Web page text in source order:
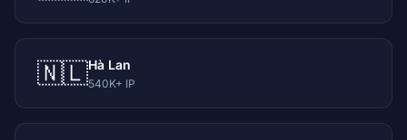
🇳🇱Hà Lan
540K+ IP